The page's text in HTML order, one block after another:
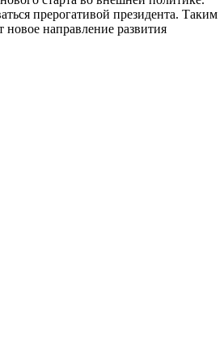
прерогативой президента. Таким
направление развития